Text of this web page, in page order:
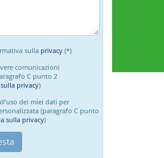
sulla privacy(*)
comunicazioni
C punto 2
privacy)
dei miei dati per
(paragrafo C punto
sulla privacy)